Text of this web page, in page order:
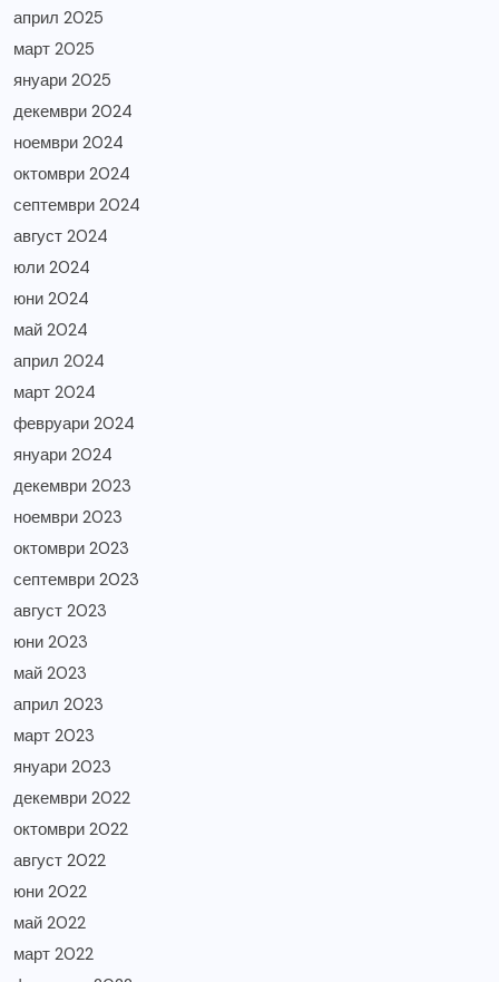
април 2025
март 2025
януари 2025
декември 2024
ноември 2024
октомври 2024
септември 2024
август 2024
юли 2024
юни 2024
май 2024
април 2024
март 2024
февруари 2024
януари 2024
декември 2023
ноември 2023
октомври 2023
септември 2023
август 2023
юни 2023
май 2023
април 2023
март 2023
януари 2023
декември 2022
октомври 2022
август 2022
юни 2022
май 2022
март 2022